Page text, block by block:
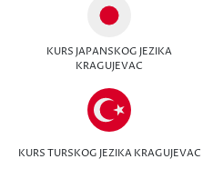
KURS JAPANSKOG JEZIKA
KRAGUJEVAC
KURS TURSKOG JEZIKA KRAGUJEVAC